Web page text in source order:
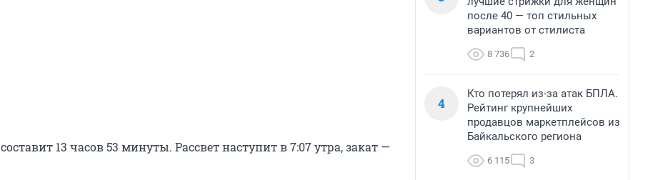
составит 13 часов 53 минуты. Рассвет наступит в 7:07 утра, закат —
после 40 — топ стильных
вариантов от стилиста
8 736 2
4
Кто потерял из-за атак БПЛА.
Рейтинг крупнейших
продавцов маркетплейсов из
Байкальского региона
6 115 3